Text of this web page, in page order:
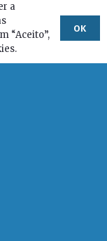
a
“Aceito”,
OK